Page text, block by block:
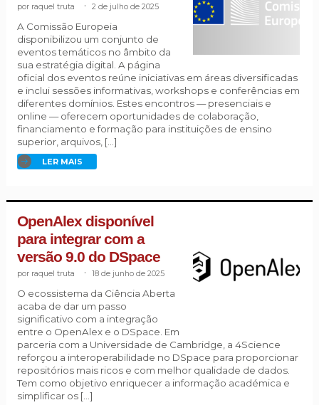
raquel truta 2 de julho de 2025
A Comissão Europeia
disponibilizou um conjunto de
eventos temáticos no âmbito da
sua estratégia digital. A página
oficial dos eventos reúne iniciativas em áreas diversificadas
e inclui sessões informativas, workshops e conferências em
diferentes domínios. Estes encontros — presenciais e
online — oferecem oportunidades de colaboração,
financiamento e formação para instituições de ensino
superior, arquivos, […]
LER MAIS
OpenAlex disponível
para integrar com a
versão 9.0 do DSpace
raquel truta 18 de junho de 2025
O ecossistema da Ciência Aberta
acaba de dar um passo
significativo com a integração
entre o OpenAlex e o DSpace. Em
parceria com a Universidade de Cambridge, a 4Science
reforçou a interoperabilidade no DSpace para proporcionar
repositórios mais ricos e com melhor qualidade de dados.
Tem como objetivo enriquecer a informação académica e
simplificar os […]